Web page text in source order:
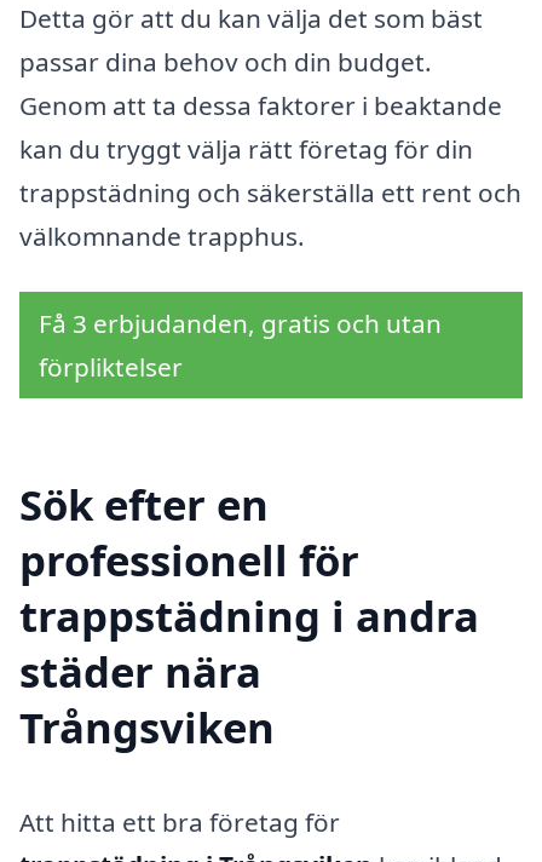
Detta gör att du kan välja det som bäst
passar dina behov och din budget.
Genom att ta dessa faktorer i beaktande
kan du tryggt välja rätt företag för din
trappstädning och säkerställa ett rent och
välkomnande trapphus.
Få 3 erbjudanden, gratis och utan
förpliktelser
Sök efter en
professionell för
trappstädning i andra
städer nära
Trångsviken
Att hitta ett bra företag för